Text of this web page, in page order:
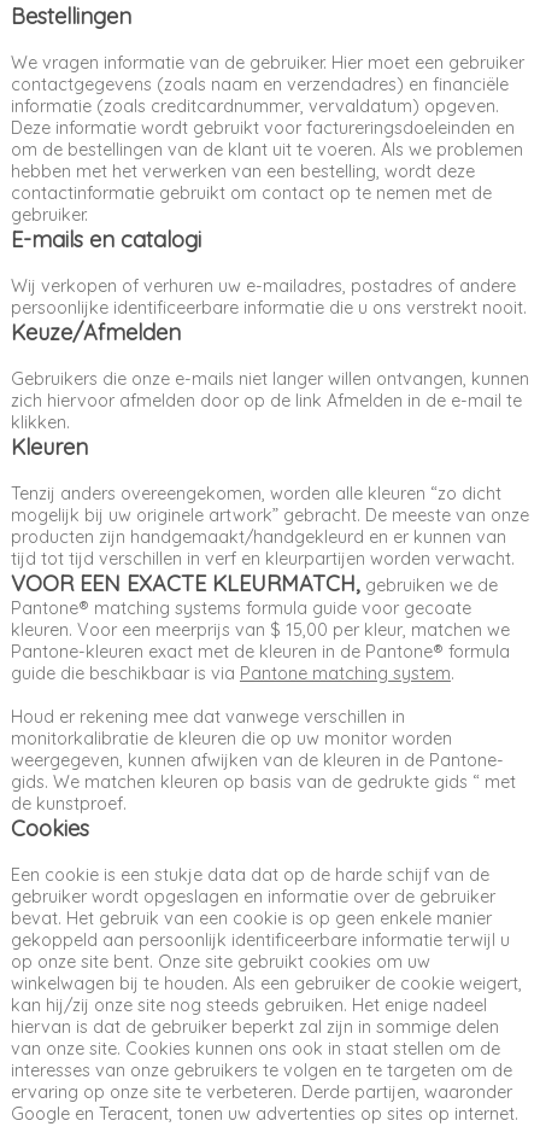
Bestellingen
We vragen informatie van de gebruiker. Hier moet een gebruiker
contactgegevens (zoals naam en verzendadres) en financiële
informatie (zoals creditcardnummer, vervaldatum) opgeven.
Deze informatie wordt gebruikt voor factureringsdoeleinden en
om de bestellingen van de klant uit te voeren. Als we problemen
hebben met het verwerken van een bestelling, wordt deze
contactinformatie gebruikt om contact op te nemen met de
gebruiker.
E-mails en catalogi
Wij verkopen of verhuren uw e-mailadres, postadres of andere
persoonlijke identificeerbare informatie die u ons verstrekt nooit.
Keuze/Afmelden
Gebruikers die onze e-mails niet langer willen ontvangen, kunnen
zich hiervoor afmelden door op de link Afmelden in de e-mail te
klikken.
Kleuren
Tenzij anders overeengekomen, worden alle kleuren “zo dicht
mogelijk bij uw originele artwork” gebracht. De meeste van onze
producten zijn handgemaakt/handgekleurd en er kunnen van
tijd tot tijd verschillen in verf en kleurpartijen worden verwacht.
VOOR EEN EXACTE KLEURMATCH, gebruiken we de
Pantone® matching systems formula guide voor gecoate
kleuren. Voor een meerprijs van $ 15,00 per kleur, matchen we
Pantone-kleuren exact met de kleuren in de Pantone® formula
guide die beschikbaar is via Pantone matching system.
Houd er rekening mee dat vanwege verschillen in
monitorkalibratie de kleuren die op uw monitor worden
weergegeven, kunnen afwijken van de kleuren in de Pantone-
gids. We matchen kleuren op basis van de gedrukte gids “ met
de kunstproef.
Cookies
Een cookie is een stukje data dat op de harde schijf van de
gebruiker wordt opgeslagen en informatie over de gebruiker
bevat. Het gebruik van een cookie is op geen enkele manier
gekoppeld aan persoonlijk identificeerbare informatie terwijl u
op onze site bent. Onze site gebruikt cookies om uw
winkelwagen bij te houden. Als een gebruiker de cookie weigert,
kan hij/zij onze site nog steeds gebruiken. Het enige nadeel
hiervan is dat de gebruiker beperkt zal zijn in sommige delen
van onze site. Cookies kunnen ons ook in staat stellen om de
interesses van onze gebruikers te volgen en te targeten om de
ervaring op onze site te verbeteren. Derde partijen, waaronder
Google en Teracent, tonen uw advertenties op sites op internet.